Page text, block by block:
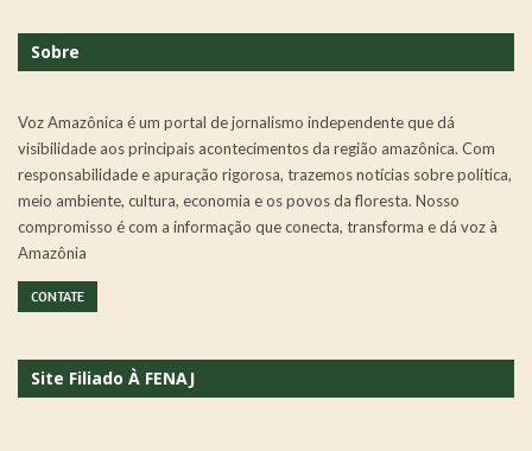
Sobre
Voz Amazônica é um portal de jornalismo independente que dá
visibilidade aos principais acontecimentos da região amazônica. Com
responsabilidade e apuração rigorosa, trazemos notícias sobre política,
meio ambiente, cultura, economia e os povos da floresta. Nosso
compromisso é com a informação que conecta, transforma e dá voz à
Amazônia
CONTATE
Site Filiado À FENAJ